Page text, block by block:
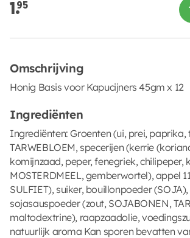
1.95
Omschrijving
Honig Basis voor Kapucijners 45gm x 12
Ingrediënten
Ingrediënten: Groenten (ui, prei,
TARWEBLOEM, specerijen (kerrie
komijnzaad, peper, fenegriek, chilipeper,
MOSTERDMEEL, gemberwortel), appel
SULFIET), suiker, bouillonpoeder (SOJA),
sojasauspoeder (zout, SOJABONEN,
maltodextrine), raapzaadolie,
natuurlijk aroma Kan sporen bevatten